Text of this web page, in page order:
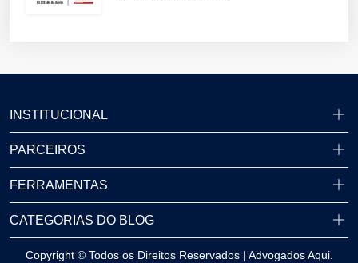
INSTITUCIONAL
PARCEIROS
FERRAMENTAS
CATEGORIAS DO BLOG
Copyright © Todos os Direitos Reservados | Advogados Aqui.